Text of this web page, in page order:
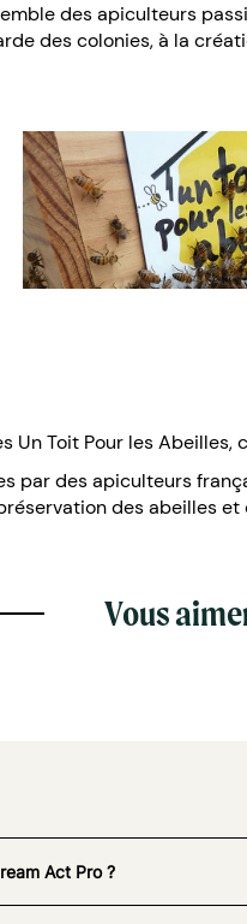
des apiculteurs
des colonies, à la
Toit Pour les Abeilles,
par des apiculteurs
des abeilles
Vous
Act Pro ?